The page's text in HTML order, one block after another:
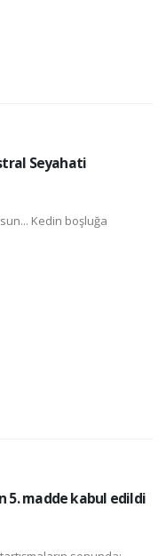
Seyahati
Kedin boşluğa
5. madde kabul edildi